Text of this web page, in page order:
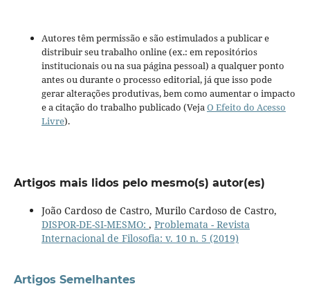
Autores têm permissão e são estimulados a publicar e
distribuir seu trabalho online (ex.: em repositórios
institucionais ou na sua página pessoal) a qualquer ponto
antes ou durante o processo editorial, já que isso pode
gerar alterações produtivas, bem como aumentar o impacto
e a citação do trabalho publicado (VejaO Efeito do Acesso
Livre).
Artigos mais lidos pelo mesmo(s) autor(es)
João Cardoso de Castro, Murilo Cardoso de Castro,
DISPOR-DE-SI-MESMO: , Problemata - Revista
Internacional de Filosofia: v. 10 n. 5 (2019)
Artigos Semelhantes